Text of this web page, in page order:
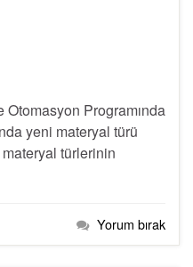
Programında
yeni materyal türü
türlerinin
Yorum bırak